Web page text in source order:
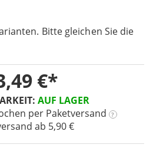
Bitte gleichen Sie die
AUF LAGER
per Paketversand ?
ab 5,90 €
€